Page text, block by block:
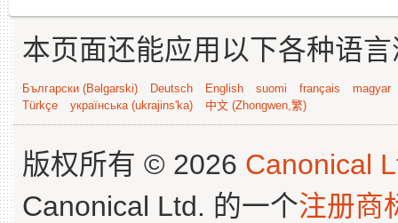
本页面还能应用以下各种语
Български (Bəlgarski) Deutsch English suomi français
magyar
Türkçe
українська (ukrajins'ka) 中文 (Zhongwen,繁)
版权所有 © 2026 Canonical
Canonical Ltd. 的一个注册商